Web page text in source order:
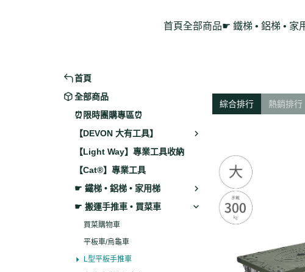
首頁全部商品☛ 鐵梯 • 鋁梯 • 家
首頁
全部商品
⏰限時團購專區⏰
【DEVON 大有工具】
【Light Way】專業工具收納
【Cat®】專業工具
☛ 鐵梯 • 鋁梯 • 家用梯
☛ 搬運手推車 • 買菜車
買菜購物車
平板車/烏龜車
L型平板手推車
綜合排行 熱銷排行